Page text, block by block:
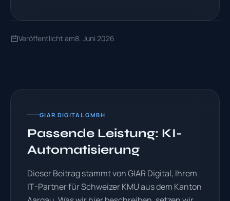
Veröffentlicht am8. Juni 2026
GIAR DIGITAL GMBH
Passende Leistung: KI-
Automatisierung
Dieser Beitrag stammt von GIAR Digital, Ihrem
IT-Partner für Schweizer KMU aus dem Kanton